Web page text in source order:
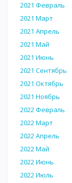
2021 Февраль
2021 Март
2021 Апрель
2021 Май
2021 Июнь
2021 Сентябрь
2021 Октябрь
2021 Ноябрь
2022 Февраль
2022 Март
2022 Апрель
2022 Май
2022 Июнь
2022 Июль